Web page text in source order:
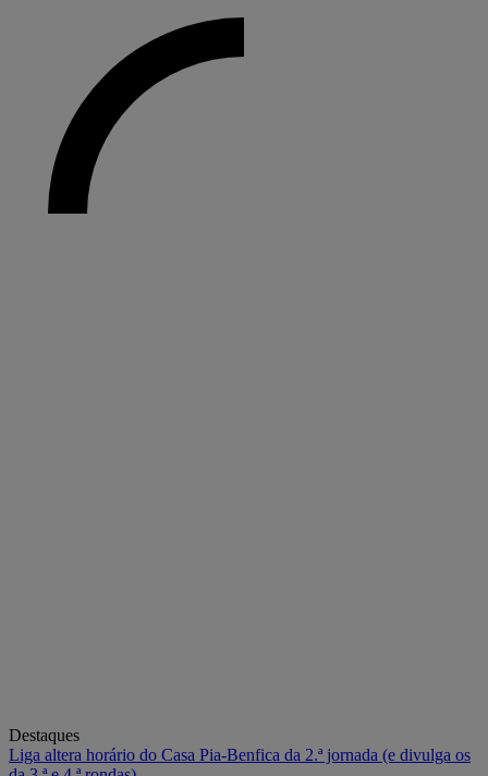
Destaques
Liga altera horário do Casa Pia-Benfica da 2.ª jornada (e divulga os